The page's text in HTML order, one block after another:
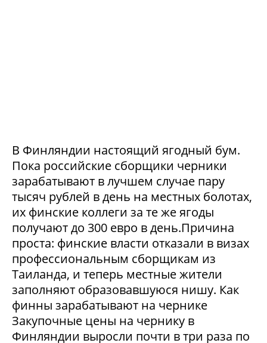
В Финляндии настоящий ягодный бум.
Пока российские сборщики черники
зарабатывают в лучшем случае пару
тысяч рублей в день на местных болотах,
их финские коллеги за те же ягоды
получают до 300 евро в день.Причина
проста: финские власти отказали в визах
профессиональным сборщикам из
Таиланда, и теперь местные жители
заполняют образовавшуюся нишу. Как
финны зарабатывают на чернике
Закупочные цены на чернику в
Финляндии выросли почти в три раза по